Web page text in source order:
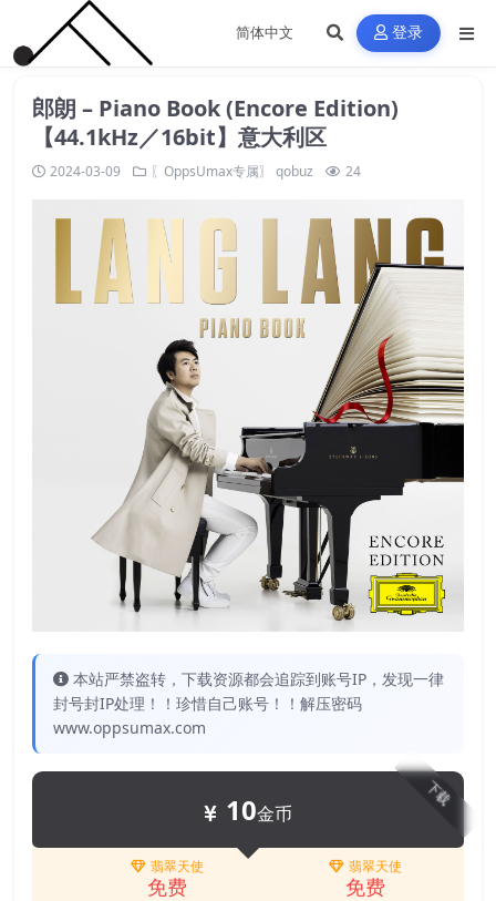
登录
郎朗 – Piano Book (Encore Edition)
【44.1kHz／16bit】意大利区
2024-03-09 〖OppsUmax专属〗 qobuz 24
本站严禁盗转，下载资源都会追踪到账号IP，发现一律
封号封IP处理！！珍惜自己账号！！解压密码
www.oppsumax.com
下载
10金币
翡翠天使
免费
翡翠天使
免费